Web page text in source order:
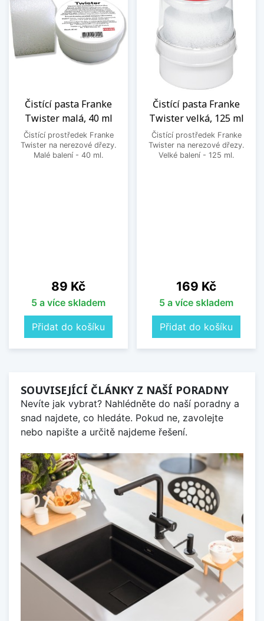
Čistící pasta Franke
Twister malá, 40 ml
Čistící prostředek Franke
Twister na nerezové dřezy.
Malé balení - 40 ml.
Cena
89 Kč
5 a více skladem
Přidat do košíku
Čistící pasta Franke
Twister velká, 125 ml
Čistící prostředek Franke
Twister na nerezové dřezy.
Velké balení - 125 ml.
Cena
169 Kč
5 a více skladem
Přidat do košíku
SOUVISEJÍCÍ ČLÁNKY Z NAŠÍ PORADNY
Nevíte jak vybrat? Nahlédněte do naší poradny a
snad najdete, co hledáte. Pokud ne, zavolejte
nebo napište a určitě najdeme řešení.